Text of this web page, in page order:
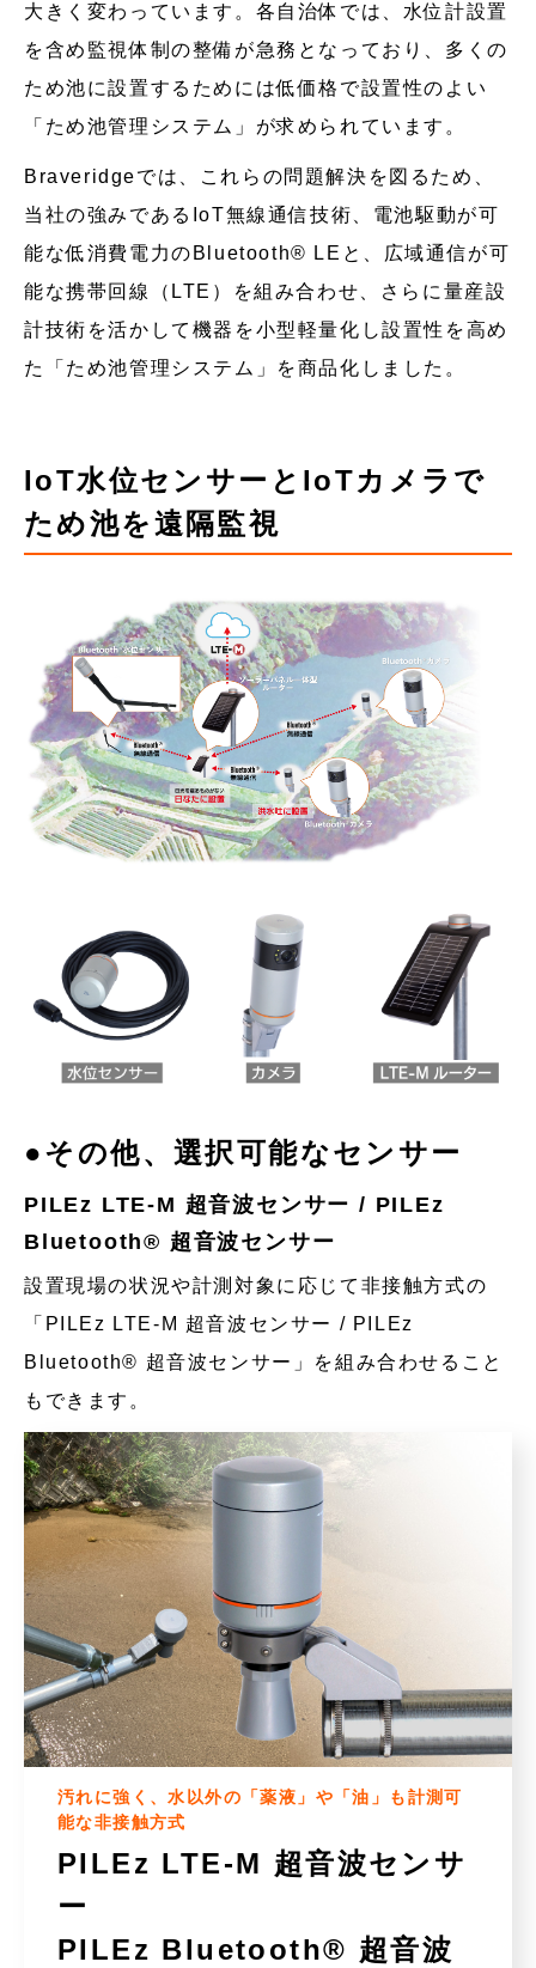
大きく変わっています。各自治体では、水位計設置
を含め監視体制の整備が急務となっており、多くの
ため池に設置するためには低価格で設置性のよい
「ため池管理システム」が求められています。
Braveridgeでは、これらの問題解決を図るため、
当社の強みであるIoT無線通信技術、電池駆動が可
能な低消費電力のBluetooth®︎ LEと、広域通信が可
能な携帯回線（LTE）を組み合わせ、さらに量産設
計技術を活かして機器を小型軽量化し設置性を高め
た「ため池管理システム」を商品化しました。
IoT水位センサーとIoTカメラで
ため池を遠隔監視
●その他、選択可能なセンサー
PILEz LTE-M 超音波センサー / PILEz
Bluetooth® 超音波センサー
設置現場の状況や計測対象に応じて非接触方式の
「PILEz LTE-M 超音波センサー / PILEz
Bluetooth® 超音波センサー」を組み合わせること
もできます。
汚れに強く、水以外の「薬液」や「油」も計測可
能な非接触方式
PILEz LTE-M 超音波センサ
ー
PILEz Bluetooth® 超音波